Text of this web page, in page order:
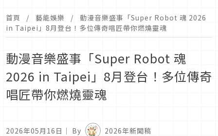
首頁 藝能娛樂
動漫音樂盛事「Super Robot 魂 2026
in Taipei」8月登台！多位傳奇唱匠帶你燃燒靈魂
動漫音樂盛事「Super Robot 魂
2026 in Taipei」8月登台！多位傳奇
唱匠帶你燃燒靈魂
2026年05月16日 ｜ By 2026年新聞稿